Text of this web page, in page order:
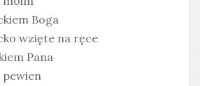
Boga
wzięte na ręce
Pana
pewien